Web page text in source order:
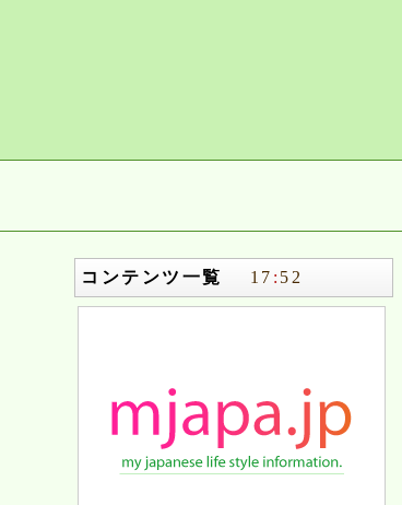
コンテンツ一覧 17 : 52